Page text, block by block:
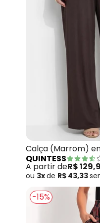
Calça (Marrom)
QUINTESS
A partir deR$
ou 3xde R$ 43,33
-15%